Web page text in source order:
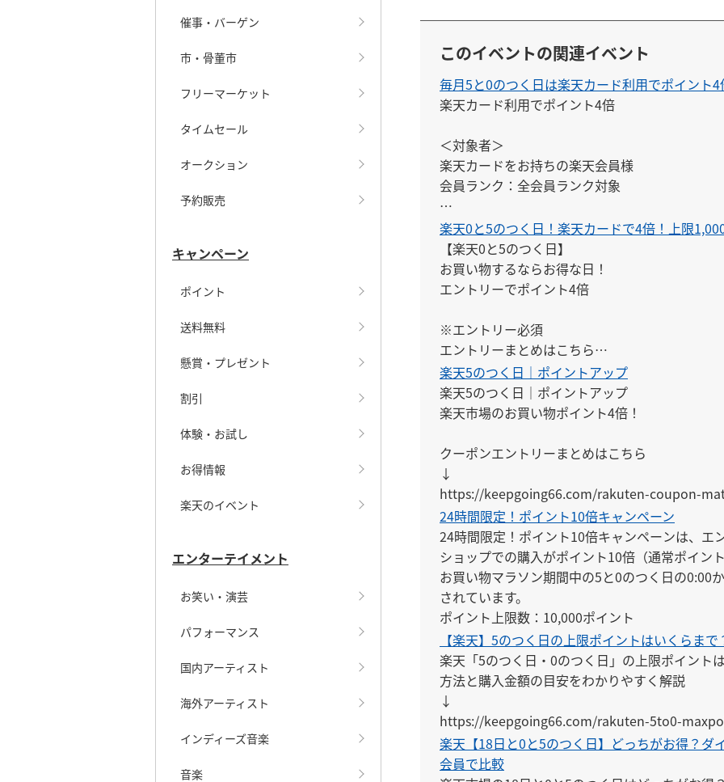
催事・バーゲン
市・骨董市
フリーマーケット
タイムセール
オークション
予約販売
キャンペーン
ポイント
送料無料
懸賞・プレゼント
割引
体験・お試し
お得情報
楽天のイベント
エンターテイメント
お笑い・演芸
パフォーマンス
国内アーティスト
海外アーティスト
インディーズ音楽
音楽
このイベントの関連イベント
毎月5と0のつく日は楽天カード利用でポイント4
楽天カード利用でポイント4倍
＜対象者＞
楽天カードをお持ちの楽天会員様
会員ランク：全会員ランク対象
※エントリーは、開催日ごとに毎回必要です。ま
できません。
※対象期間中にエントリーすれば、エントリー
対象となります。
楽天0と5のつく日！楽天カードで4倍！上限
【楽天0と5のつく日】
お買い物するならお得な日！
エントリーでポイント4倍
※エントリー必須
エントリーまとめはこちら
↓
https://keepgoing66.com/rakuten-entry-
楽天5のつく日｜ポイントアップ
楽天5のつく日｜ポイントアップ
楽天市場のお買い物ポイント4倍！
クーポンエントリーまとめはこちら
↓
https://keepgoing66.com/rakuten-coupon-
24時間限定！ポイント10倍キャンペーン
24時間限定！ポイント10倍キャンペーンは、エ
ショップでの購入がポイント10倍（通常ポイン
お買い物マラソン期間中の5と0のつく日の0:00
されています。
ポイント上限数：10,000ポイント
【楽天】5のつく日の上限ポイントはいくらま
楽天「5のつく日・0のつく日」の上限ポイント
方法と購入金額の目安をわかりやすく解説
↓
https://keepgoing66.com/rakuten-5to0-
楽天【18日と0と5のつく日】どっちがお得？ダ
会員で比較